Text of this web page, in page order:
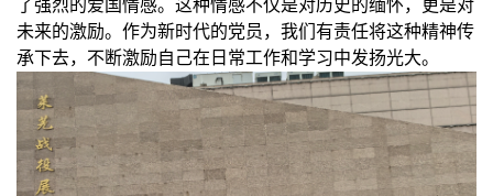
了强烈的爱国情感。这种情感不仅是对历史的缅怀，更是对
未来的激励。作为新时代的党员，我们有责任将这种精神传
承下去，不断激励自己在日常工作和学习中发扬光大。